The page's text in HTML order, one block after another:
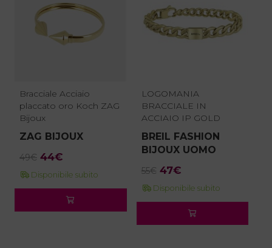
Bracciale Acciaio
placcato oro Koch ZAG
Bijoux
ZAG BIJOUX
49€ Il
prezzo
49€.
44€
prezzo
è:
44€.
Disponibile subito
LOGOMANIA
BRACCIALE IN
ACCIAIO IP GOLD
BREIL FASHION
BIJOUX UOMO
55€ Il
prezzo
55€.
47€Il
prezzo
è:
47€.
Disponibile subito